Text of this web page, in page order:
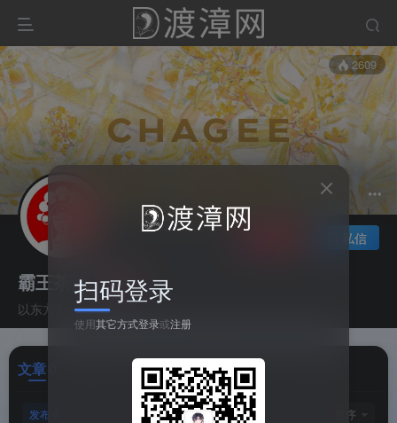
2609
霸王茶姬
以东方茶，会世界友
私信
文章 评论0 港湾0 帖子
发布 排序
扫码登录
使用其它方式登录或注册